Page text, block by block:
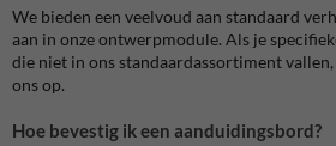
We bieden een veelvoud aan standaard
aan in onze ontwerpmodule. Als je
die niet in ons standaardassortiment
ons op.
Hoe bevestig ik een aanduidingsbord?